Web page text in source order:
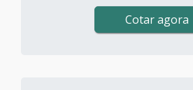
Cotar agora